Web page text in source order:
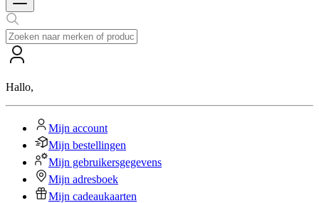
Hallo,
Mijn account
Mijn bestellingen
Mijn gebruikersgegevens
Mijn adresboek
Mijn cadeaukaarten